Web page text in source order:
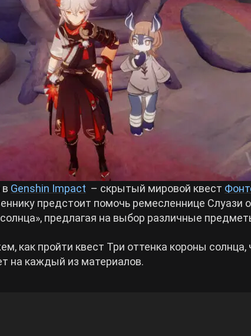
Genshin Impact – скрытый мировой квест
предстоит помочь ремесленнице Слуази
предлагая на выбор различные
как пройти квест Три оттенка короны солнца,
на каждый из материалов.